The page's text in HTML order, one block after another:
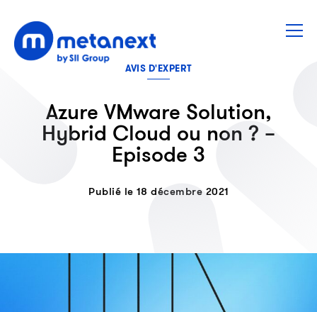
AVIS D'EXPERT
Azure VMware Solution,
Hybrid Cloud ou non ? –
Episode 3
Publié le 18 décembre 2021